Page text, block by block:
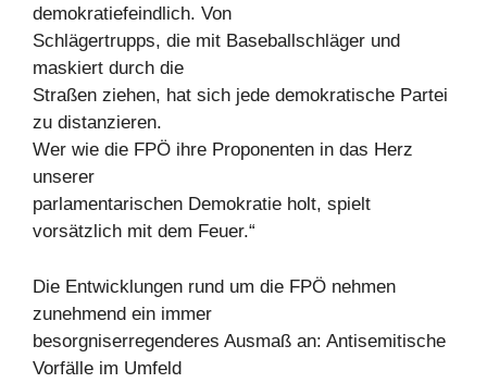
demokratiefeindlich. Von
Schlägertrupps, die mit Baseballschläger und
maskiert durch die
Straßen ziehen, hat sich jede demokratische Partei
zu distanzieren.
Wer wie die FPÖ ihre Proponenten in das Herz
unserer
parlamentarischen Demokratie holt, spielt
vorsätzlich mit dem Feuer.“
Die Entwicklungen rund um die FPÖ nehmen
zunehmend ein immer
besorgniserregenderes Ausmaß an: Antisemitische
Vorfälle im Umfeld